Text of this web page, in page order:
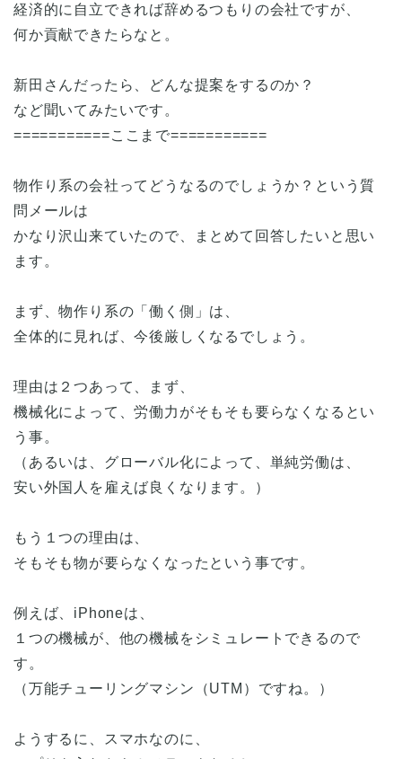
経済的に自立できれば辞めるつもりの会社ですが、
何か貢献できたらなと。
新田さんだったら、どんな提案をするのか？
など聞いてみたいです。
===========ここまで===========
物作り系の会社ってどうなるのでしょうか？という質
問メールは
かなり沢山来ていたので、まとめて回答したいと思い
ます。
まず、物作り系の「働く側」は、
全体的に見れば、今後厳しくなるでしょう。
理由は２つあって、まず、
機械化によって、労働力がそもそも要らなくなるとい
う事。
（あるいは、グローバル化によって、単純労働は、
安い外国人を雇えば良くなります。）
もう１つの理由は、
そもそも物が要らなくなったという事です。
例えば、iPhoneは、
１つの機械が、他の機械をシミュレートできるので
す。
（万能チューリングマシン（UTM）ですね。）
ようするに、スマホなのに、